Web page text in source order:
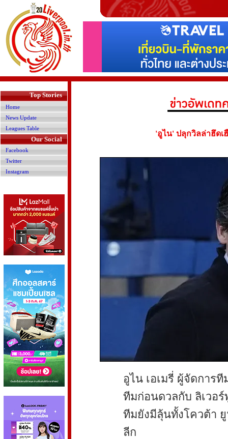
Top Stories
Home
News Update
Leagues Table
Our Social
Facebook
Twitter
Instagram
'อูไน' ปลุกวิลล่าฮึด
อูไน เอเมรี่ ผู้จัดการ
ทีมก่อนดวลกับ ลิเวอ
ทีมยังมีลุ้นทั้งโควต้า
ลีก